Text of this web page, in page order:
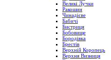
Великі Лучки
Ракошин
Чинадієве
Бабичі
Бистриця
Бобовище
Бородівка
Брестів
Верхній Коропець
Верхня Визниця